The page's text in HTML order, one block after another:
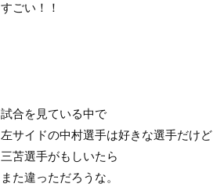
すごい！！
試合を見ている中で
左サイドの中村選手は好きな選手だけど
三苫選手がもしいたら
また違っただろうな。